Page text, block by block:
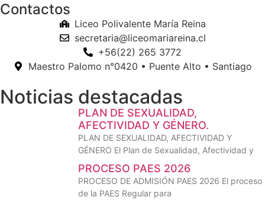
Contactos
Liceo Polivalente María Reina
secretaria@liceomariareina.cl
+56(22) 265 3772
Maestro Palomo n°0420 • Puente Alto • Santiago
Noticias destacadas
PLAN DE SEXUALIDAD,
AFECTIVIDAD Y GÉNERO.
PLAN DE SEXUALIDAD, AFECTIVIDAD Y
GÉNERO El Plan de Sexualidad, Afectividad y
PROCESO PAES 2026
PROCESO DE ADMISIÓN PAES 2026 El proceso
de la PAES Regular para